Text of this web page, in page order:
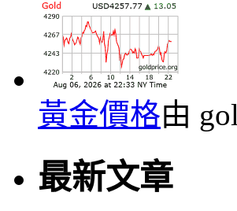
黃金價格由
最新文章